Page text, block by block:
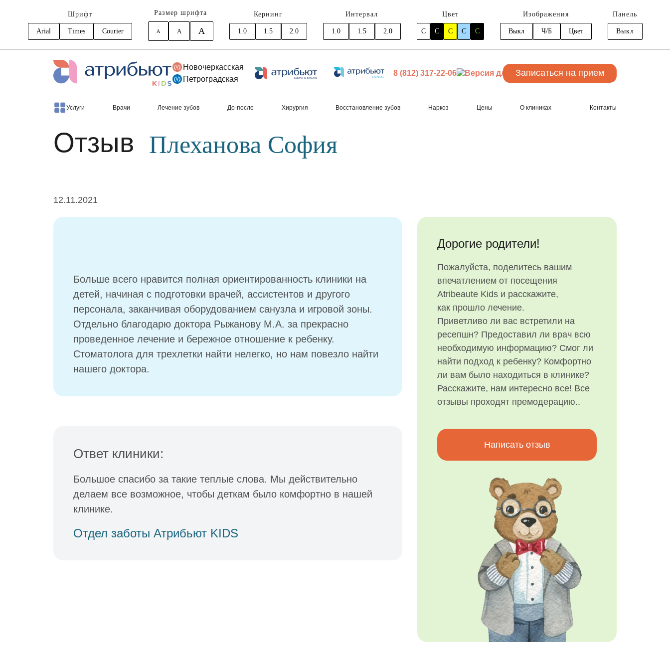
Шрифт
Arial Times Courier
Размер шрифта
A A A
Кернинг
1.0 1.5 2.0
Интервал
1.0 1.5 2.0
Цвет
C C C C C
Изображения
Выкл Ч/Б Цвет
Панель
Выкл
Новочеркасская
Петроградская
8 (812) 317-22-06 Записаться на прием
Услуги Врачи Лечение зубов До-после Хирургия Восстановление зубов Наркоз Цены О клиниках Контакты
Главная
Отзыв Плеханова София
12.11.2021
Больше всего нравится полная ориентированность клиники на
детей, начиная с подготовки врачей, ассистентов и другого
персонала, заканчивая оборудованием санузла и игровой зоны.
Отдельно благодарю доктора Рыжанову М.А. за прекрасно
проведенное лечение и бережное отношение к ребенку.
Стоматолога для трехлетки найти нелегко, но нам повезло найти
нашего доктора.
Ответ клиники:
Большое спасибо за такие теплые слова. Мы действительно
делаем все возможное, чтобы деткам было комфортно в нашей
клинике.
Отдел заботы Атрибьют KIDS
Дорогие родители!
Пожалуйста, поделитесь вашим
впечатлением от посещения
Atribeaute Kids и расскажите,
как прошло лечение.
Приветливо ли вас встретили на
ресепшн? Предоставил ли врач всю
необходимую информацию? Смог ли
найти подход к ребенку? Комфортно
ли вам было находиться в клинике?
Расскажите, нам интересно все! Все
отзывы проходят премодерацию..
Написать отзыв